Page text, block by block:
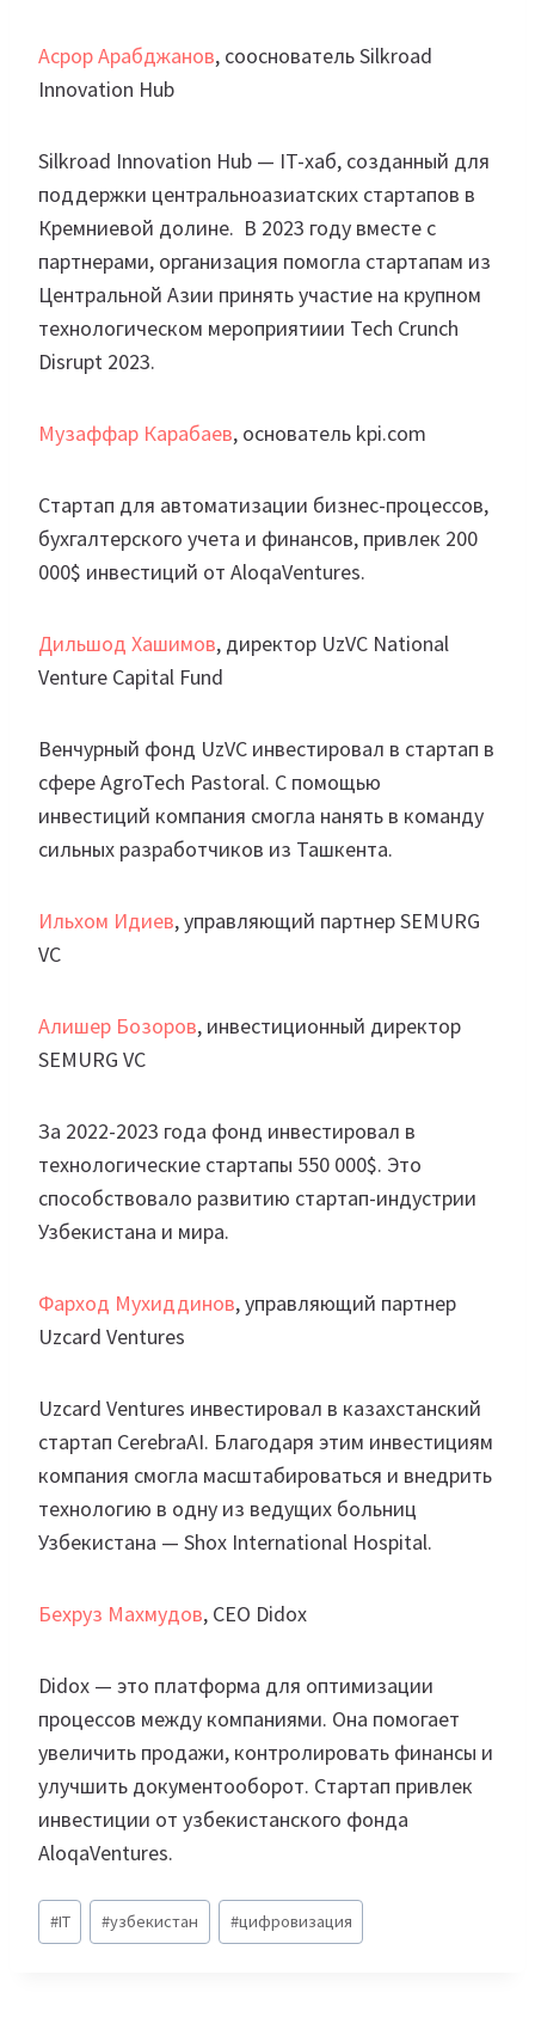
Асрор Арабджанов, сооснователь Silkroad
Innovation Hub
Silkroad Innovation Hub — IT-хаб, созданный для
поддержки центральноазиатских стартапов в
Кремниевой долине. В 2023 году вместе с
партнерами, организация помогла стартапам из
Центральной Азии принять участие на крупном
технологическом мероприятиии Tech Crunch
Disrupt 2023.
Музаффар Карабаев, основатель kpi.com
Стартап для автоматизации бизнес-процессов,
бухгалтерского учета и финансов, привлек 200
000$ инвестиций от AloqaVentures.
Дильшод Хашимов, директор UzVC National
Venture Capital Fund
Венчурный фонд UzVC инвестировал в стартап в
сфере AgroTech Pastoral. С помощью
инвестиций компания смогла нанять в команду
сильных разработчиков из Ташкента.
Ильхом Идиев, управляющий партнер SEMURG
VC
Алишер Бозоров, инвестиционный директор
SEMURG VC
За 2022-2023 года фонд инвестировал в
технологические стартапы 550 000$. Это
способствовало развитию стартап-индустрии
Узбекистана и мира.
Фарход Мухиддинов, управляющий партнер
Uzcard Ventures
Uzcard Ventures инвестировал в казахстанский
стартап CerebraAI. Благодаря этим инвестициям
компания смогла масштабироваться и внедрить
технологию в одну из ведущих больниц
Узбекистана — Shox International Hospital.
Бехруз Махмудов, CEO Didox
Didox — это платформа для оптимизации
процессов между компаниями. Она помогает
увеличить продажи, контролировать финансы и
улучшить документооборот. Стартап привлек
инвестиции от узбекистанского фонда
AloqaVentures.
Метки
записи:
#IT #узбекистан #цифровизация